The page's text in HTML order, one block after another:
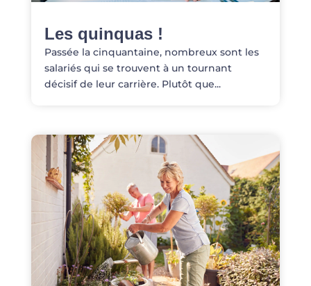
Les quinquas !
Passée la cinquantaine, nombreux sont les
salariés qui se trouvent à un tournant
décisif de leur carrière. Plutôt que...